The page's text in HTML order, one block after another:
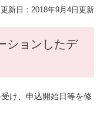
更新日：2018年9月4日更新
ションしたデ
け、申込開始日等を修